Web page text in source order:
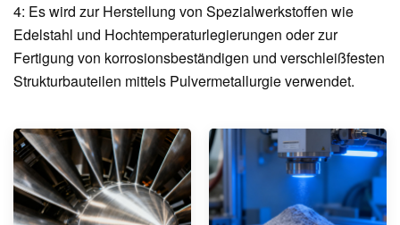
4: Es wird zur Herstellung von Spezialwerkstoffen wie
Edelstahl und Hochtemperaturlegierungen oder zur
Fertigung von korrosionsbeständigen und verschleißfesten
Strukturbauteilen mittels Pulvermetallurgie verwendet.